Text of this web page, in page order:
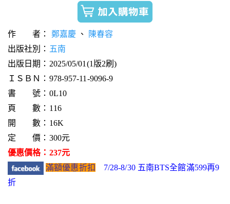
作 者： 鄭嘉慶、
陳春容
出版社別： 五南
出版日期：2025/05/01(1版2刷)
ＩＳＢＮ：978-957-11-9096-9
書 號：0L10
頁 數：116
開 數：16K
定 價：300元
優惠價格：237元
滿額優惠折扣
7/28-8/30 五南BTS全館滿599再9
折